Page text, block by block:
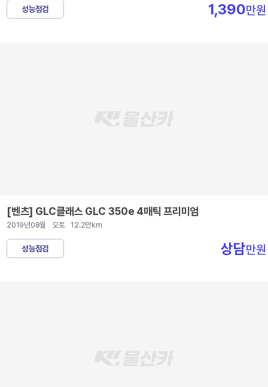
성능점검 1,390만원
[벤츠] GLC클래스 GLC 350e 4매틱 프리미엄
2019년08월 오토 12.2만km
성능점검 상담만원